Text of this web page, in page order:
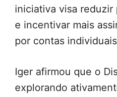
iniciativa visa reduzir
e incentivar mais
por contas
Iger afirmou que o
explorando